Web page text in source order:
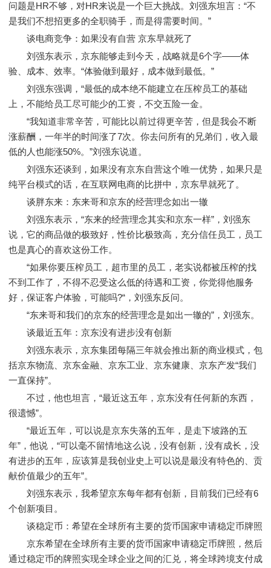
问题是HR不够，对HR来说是一个巨大挑战。刘强东坦言：“不
是我们不想招更多的全职骑手，而是得需要时间。”
谈电商竞争：如果没有自营 京东早就死了
刘强东表示，京东能够走到今天，战略就是6个字——体
验、成本、效率。“体验做到最好，成本做到最低。”
刘强东强调，“最低的成本绝不能建立在压榨员工的基础
上，不能给员工尽可能少的工资，不交五险一金。
“我知道非常辛苦，可能比以前过得更辛苦，但是我会不断
涨薪酬，一年半的时间涨了7次。你去问所有的兄弟们，收入最
低的人也能涨50%。”刘强东说道。
刘强东还谈到，如果没有京东自营这个唯一优势，如果只是
纯平台模式的话，在互联网电商的比拼中，京东早就死了。
谈胖东来：东来哥和京东的经营理念如出一辙
刘强东表示，“东来的经营理念其实和京东一样”，刘强东
说，它的商品做的极致好，性价比极致高，充分信任员工，员工
也是真心的喜欢这份工作。
“如果你要压榨员工，超市里的员工，老实说都被压榨的找
不到工作了，不得不忍受这么低的待遇和工资，你觉得他服务
好，保证客户体验，可能吗?“，刘强东反问。
“东来哥和我们的京东的经营理念是如出一辙的”，刘强东。
谈最近五年：京东没有进步没有创新
刘强东表示，京东集团每隔三年就会推出新的商业模式，包
括京东物流、京东金融、京东工业、京东健康、京东产发“我们
一直保持”。
不过，他也坦言，“最近这五年，京东没有任何新的东西，
很遗憾”。
“最近五年，可以说是京东失落的五年，是走下坡路的五
年”，他说，“可以毫不留情地这么说，没有创新，没有成长，没
有进步的五年，应该算是我创业史上可以说是最没有特色的、贡
献价值最少的五年”。
刘强东表示，我希望京东每年都有创新，目前我们已经有6
个创新项目。
谈稳定币：希望在全球所有主要的货币国家申请稳定币牌照
京东希望在全球所有主要的货币国家申请稳定币牌照，然后
通过稳定币的牌照实现全球企业之间的汇兑，将全球跨境支付成